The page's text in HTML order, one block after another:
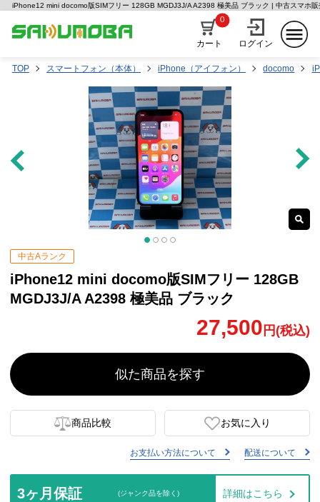
iPhone12 mini docomo版SIMフリー 128GB MGDJ3J/A A2398 極美品 ブラック | 中古スマホ販
カート
0
ログイン
TOP スマートフォン（本体） iPhone（アイフォン） docomo
中古Aランク
iPhone12 mini docomo版SIMフリー 128GB
MGDJ3J/A A2398 極美品 ブラック
27,500 円(税込)
似た商品を探す
商品比較 お気に入り
お支払い方法について 配送について
3ヶ月保証 (ジャンク品を除く) 詳細はこちら